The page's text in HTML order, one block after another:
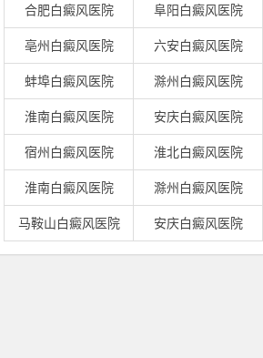
合肥白癜风医院 阜阳白癜风医院
亳州白癜风医院 六安白癜风医院
蚌埠白癜风医院 滁州白癜风医院
淮南白癜风医院 安庆白癜风医院
宿州白癜风医院 淮北白癜风医院
淮南白癜风医院 滁州白癜风医院
马鞍山白癜风医院 安庆白癜风医院